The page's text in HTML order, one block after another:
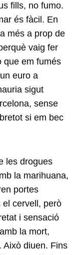
fills, no fumo.
és fàcil. En
més a prop de
vaig fer
que em fumés
euro a
sigut
sense
si em bec
les drogues
la marihuana,
portes
el cervell, però
i sensació
la mort,
Això diuen. Fins